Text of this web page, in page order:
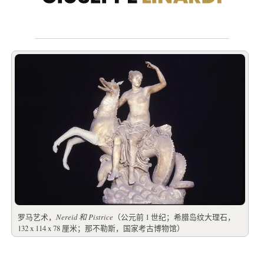
罗马艺术， Nereid 和 Pistrice （公元前 1 世纪；希腊岛纹大理石，
132 x 114 x 78 厘米；那不勒斯，国家考古博物馆）